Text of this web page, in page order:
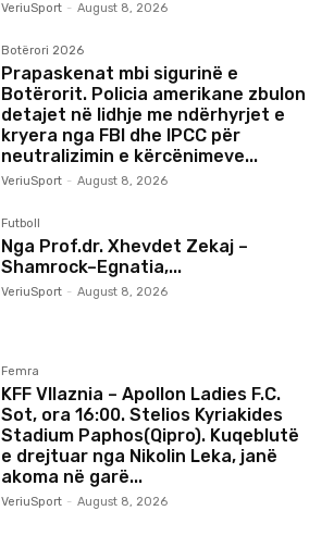
VeriuSport - August 8, 2026
Botërori 2026
Prapaskenat mbi sigurinë e
Botërorit. Policia amerikane zbulon
detajet në lidhje me ndërhyrjet e
kryera nga FBI dhe IPCC për
neutralizimin e kërcënimeve...
VeriuSport - August 8, 2026
Futboll
Nga Prof.dr. Xhevdet Zekaj –
Shamrock–Egnatia,...
VeriuSport - August 8, 2026
Femra
KFF Vllaznia – Apollon Ladies F.C.
Sot, ora 16:00. Stelios Kyriakides
Stadium Paphos(Qipro). Kuqeblutë
e drejtuar nga Nikolin Leka, janë
akoma në garë...
VeriuSport - August 8, 2026